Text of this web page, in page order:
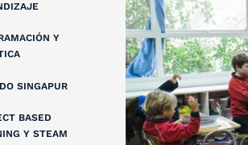
Y
SINGAPUR
BASED
Y STEAM